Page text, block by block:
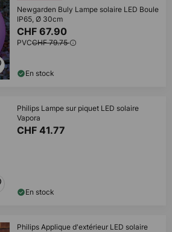
Newgarden Buly Lampe solaire LED Boule
IP65, Ø 30cm
CHF 67.90
PVCCHF 79.75
En stock
Philips Lampe sur piquet LED solaire
Vapora
CHF 41.77
En stock
Philips Applique d'extérieur LED solaire